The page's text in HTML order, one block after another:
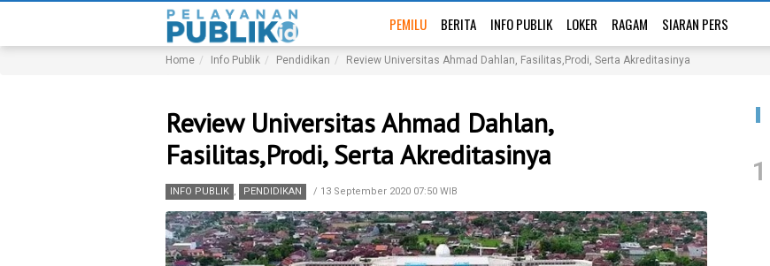
PEMILU BERITA INFO PUBLIK LOKER RAGAM SIARAN PERS
Home Info Publik Pendidikan Review Universitas Ahmad Dahlan, Fasilitas,Prodi, Serta Akreditasinya
Review Universitas Ahmad Dahlan,
Fasilitas,Prodi, Serta Akreditasinya
INFO PUBLIK , PENDIDIKAN / 13 September 2020 07:50 WIB
1